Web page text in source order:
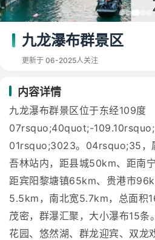
九龙瀑布群景区
更新于 06-2025人关注
内容详情
九龙瀑布群景区位于东经109度
07rsquo;40quot;-
01rsquo;3023。04rsquo;35，
吾林站内，距县城50km、距南
距宾阳黎塘镇65km、贵港市
5.5km，南北宽5.7km，总面积
茂密，群瀑汇聚，大小瀑布15条
花园、悠然湖、群龙迎宾、双龙